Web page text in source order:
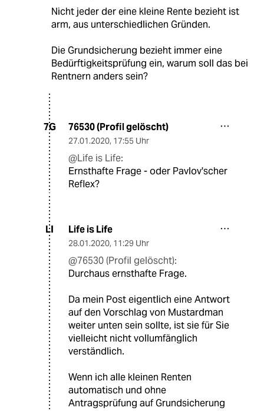
Nicht jeder der eine kleine Rente bezieht ist
arm, aus unterschiedlichen Gründen.
Die Grundsicherung bezieht immer eine
Bedürftigkeitsprüfung ein, warum soll das bei
Rentnern anders sein?
7G 76530 (Profil gelöscht)
27.01.2020, 17:55 Uhr
@Life is Life:
Ernsthafte Frage - oder Pavlov'scher
Reflex?
LI Life is Life
28.01.2020, 11:29 Uhr
@76530 (Profil gelöscht):
Durchaus ernsthafte Frage.
Da mein Post eigentlich eine Antwort
auf den Vorschlag von Mustardman
weiter unten sein sollte, ist sie für Sie
vielleicht nicht vollumfänglich
verständlich.
Wenn ich alle kleinen Renten
automatisch und ohne
Antragsprüfung auf Grundsicherung